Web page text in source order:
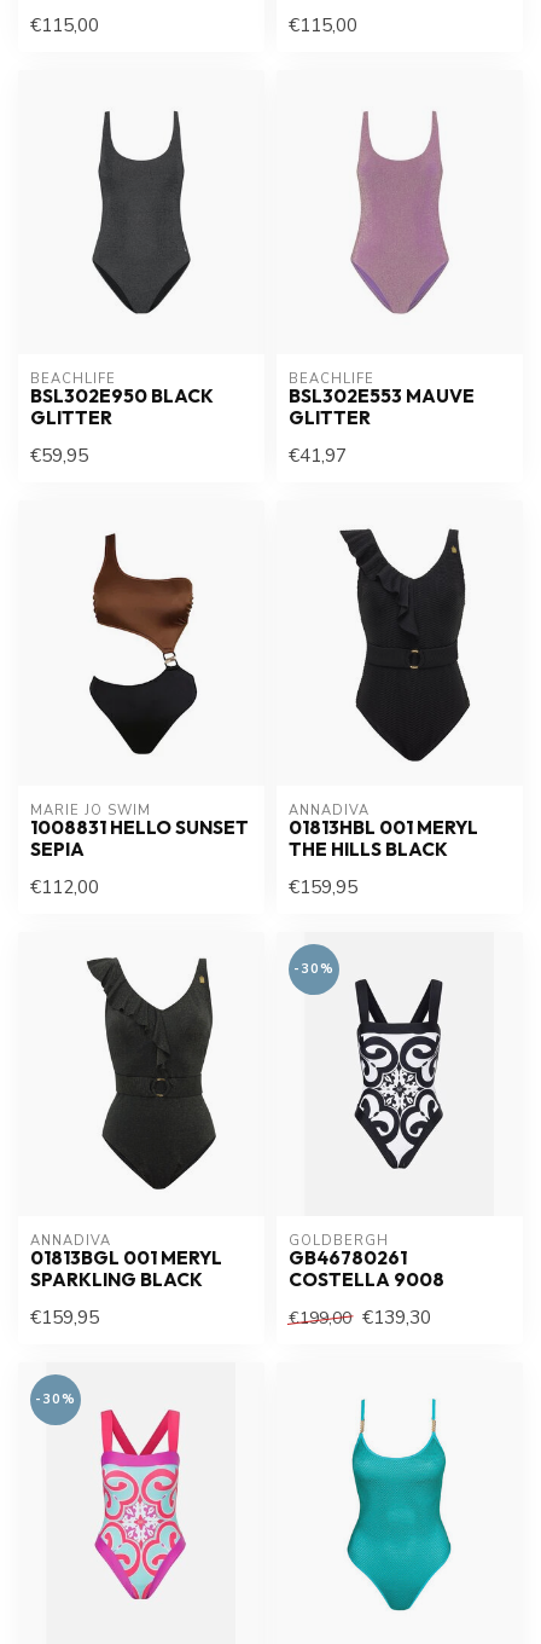
€115,00 €115,00
BEACHLIFE
BSL302E950 BLACK
GLITTER
€59,95
BEACHLIFE
BSL302E553 MAUVE
GLITTER
€41,97
MARIE JO SWIM
1008831 HELLO SUNSET
SEPIA
€112,00
ANNADIVA
01813HBL 001 MERYL
THE HILLS BLACK
€159,95
ANNADIVA
01813BGL 001 MERYL
SPARKLING BLACK
€159,95
-30%
GOLDBERGH
GB46780261
COSTELLA 9008
€199,00 €139,30
-30%